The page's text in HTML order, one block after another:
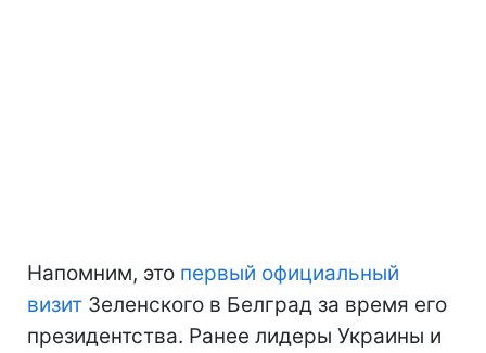
Напомним, это первый официальный
визит Зеленского в Белград за время его
президентства. Ранее лидеры Украины и